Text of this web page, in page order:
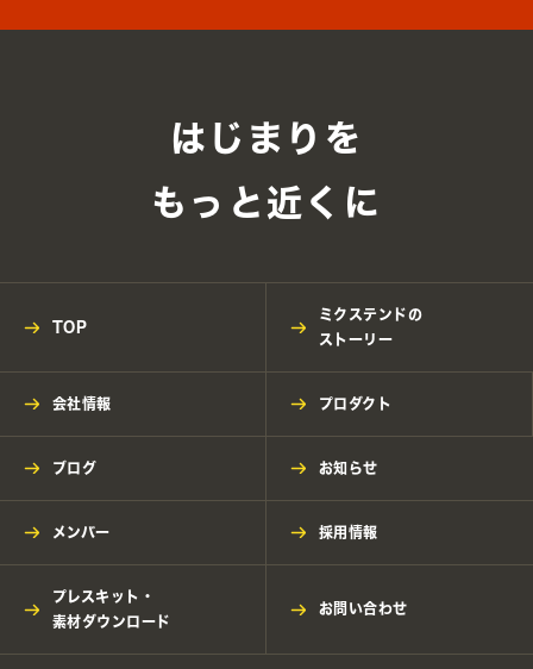
はじまりを
もっと近くに
TOP
ミクステンドの
ストーリー
会社情報 プロダクト
ブログ お知らせ
メンバー 採用情報
プレスキット・
素材ダウンロード
お問い合わせ